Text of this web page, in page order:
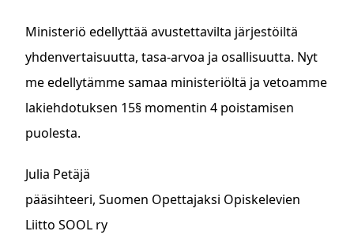
Ministeriö edellyttää avustettavilta järjestöiltä
yhdenvertaisuutta, tasa-arvoa ja osallisuutta. Nyt
me edellytämme samaa ministeriöltä ja vetoamme
lakiehdotuksen 15§ momentin 4 poistamisen
puolesta.
Julia Petäjä
pääsihteeri, Suomen Opettajaksi Opiskelevien
Liitto SOOL ry